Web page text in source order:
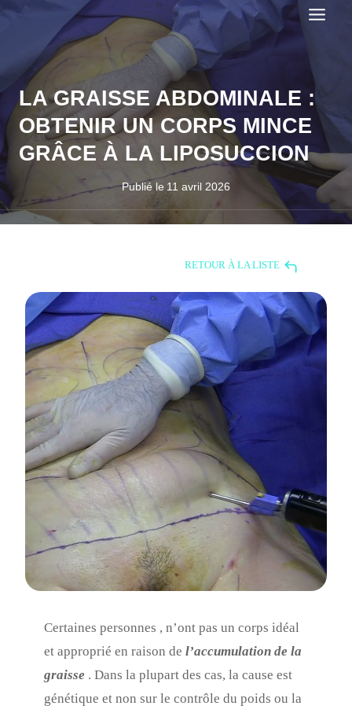
Aller
contenu
LA GRAISSE ABDOMINALE :
OBTENIR UN CORPS MINCE
GRÂCE À LA LIPOSUCCION
Publié le 11 avril 2026
RETOUR À LA LISTE
Certaines personnes , n’ont pas un corps idéal
et approprié en raison de l’accumulation de la
graisse . Dans la plupart des cas, la cause est
génétique et non sur le contrôle du poids ou la